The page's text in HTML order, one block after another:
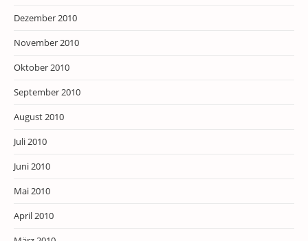
Dezember 2010
November 2010
Oktober 2010
September 2010
August 2010
Juli 2010
Juni 2010
Mai 2010
April 2010